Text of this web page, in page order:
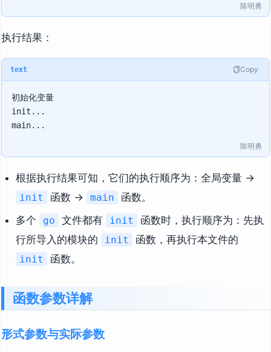
陈明勇
执行结果：
text Copy
初始化变量
init...
陈明勇
根据执行结果可知，它们的执行顺序为：全局变量 →
init 函数 → main
函数。
多个
go 文件都有 init
函数时，执行顺序为：先执
行所导入的模块的
init 函数，再执行本文件的
init 函数。
函数参数详解
形式参数与实际参数